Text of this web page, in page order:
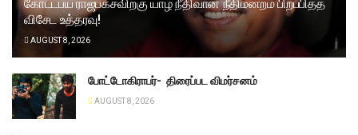
கோட்டபய ராஜபக்சவிற்கு யாழ் நீதிவான் நீதிமன்றம் பிறப்பித்த
விசேட உத்தரவு!
AUGUST 8, 2026
போட்டோகிராபர்- ‌ திரைப்பட விமர்சனம்
AUGUST 8, 2026